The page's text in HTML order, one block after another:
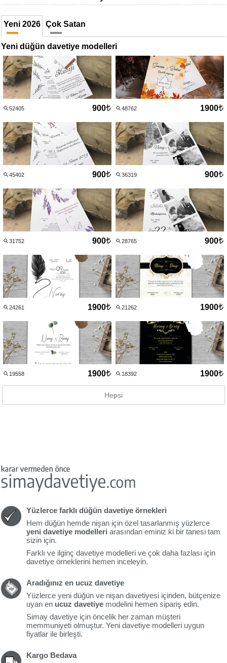
Yeni 2026 Çok Satan
Yeni düğün davetiye modelleri
52405 900 48762 1900
45402 900 36319 900
31752 900 28765 900
24261 1900 21262 1900
19558 1900 18392 1900
Hepsi
Yüzlerce farklı düğün davetiye örnekleri
Hem düğün hemde nişan için özel tasarlanmış yüzlerce
yeni davetiye modelleri arasından eminiz ki bir tanesi tam
sizin için.
Farklı ve ilginç davetiye modelleri ve çok daha fazlası için
davetiye örneklerini hemen inceleyin.
Aradığınız en ucuz davetiye
Yüzlerce yeni düğün ve nişan davetiyesi içinden, bütçenize
uyan en ucuz davetiye modelini hemen sipariş edin.
Simay davetiye için öncelik her zaman müşteri
memmuniyeti olmuştur. Yeni davetiye modelleri uygun
fiyatlar ile birleşti.
Kargo Bedava